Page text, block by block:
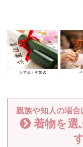
親族や知人の場
着物を選